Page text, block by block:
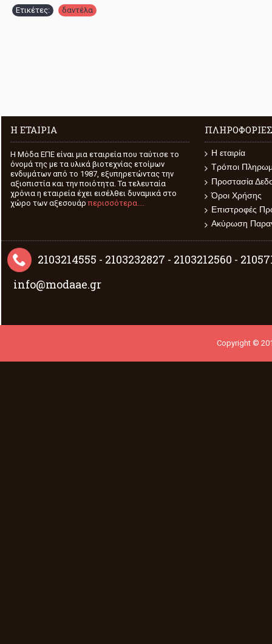
Ετικέτες: δαντέλα
Η ΕΤΑΙΡΊΑ
H Μόδα ΕΠΕ είναι μια εταιρεία που ταύτισε το
όνομά της με τα υλικά βιοτεχνίας ετοίμων
ενδυμάτων από το 1987, εξυπηρετώντας την
αξιοπιστία και την ποιότητα. Τα τελευταία
χρόνια η εταιρεία έχει εισέλθει δυναμικά στο
χώρο των αξεσουάρπερισσότερα....
Η εταιρία
Τρόποι
Προστασία
Όροι Χρήσης
Επιστροφές
Ακύρωση
2103214555 - 2103232827 - 2103212560 -
info@modaae.gr
Copyright ©